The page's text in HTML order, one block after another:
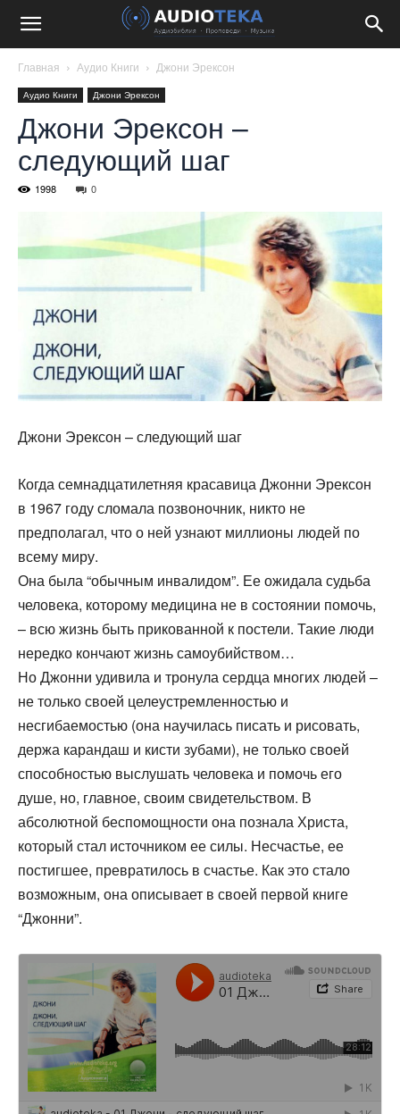
Главная Аудио Книги Джони Эрексон
Аудио Книги Джони Эрексон
Джони Эрексон –
следующий шаг
1998 0
Джони Эрексон – следующий шаг
Когда семнадцатилетняя красавица Джонни Эрексон
в 1967 году сломала позвоночник, никто не
предполагал, что о ней узнают миллионы людей по
всему миру.
Она была “обычным инвалидом”. Ее ожидала судьба
человека, которому медицина не в состоянии помочь,
– всю жизнь быть прикованной к постели. Такие люди
нередко кончают жизнь самоубийством…
Но Джонни удивила и тронула сердца многих людей –
не только своей целеустремленностью и
несгибаемостью (она научилась писать и рисовать,
держа карандаш и кисти зубами), не только своей
способностью выслушать человека и помочь его
душе, но, главное, своим свидетельством. В
абсолютной беспомощности она познала Христа,
который стал источником ее силы. Несчастье, ее
постигшее, превратилось в счастье. Как это стало
возможным, она описывает в своей первой книге
“Джонни”.